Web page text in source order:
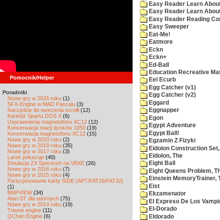
Pomocnik/Helper
Poradniki
Nowe gry w 2026 roku (1)
SFX-Engine w MAD Pascalu (3)
Narzędzie do tworzenia scrolli (12)
Kartridż Sparta DOS X (6)
Usprawnienia magnetofonu XC12 (12)
Konserwacja stacji dysków 1050 (19)
Konserwacja magnetofonu XC12 (15)
Nowe gry w 2020 roku (2)
Nowe gry w 2019 roku (35)
Nowe gry w 2017 roku (3)
Larek pokazuje (40)
Emulacja ZX Spectrum na VBXE (26)
Nowe gry w 2016 roku (7)
Nowe gry w 2015 roku (4)
Partycjonowanie karty SIDE (APT/FAT16/FAT32)
(1)
BMPVIEW(34)
Atari ST dla opornych (75)
Nowe gry w 2014 roku (19)
Tritone engine (11)
QChan Engine (6)
Easy Reader Learn
Easy Reader Learn
Easy Reader Reading
Easy Sweeper
Eat-Me!
Eatmore
Eckn
Eckn+
Ed-Ball
Education Recreative
Eel Ecurb
Egg Catcher (v1)
Egg Catcher (v2)
Eggard
Eggnapper
Egon
Egypt Adventure
Egypt Ball!
Egzamin Z Fizyki
Eidolon Construction
Eidolon, The
Eight Ball
Eight Queens Problem,
Einstein MemoryTrainer,
Eist
Ekzamenator
El Expreso De Los
El-Dorado
Eldorado